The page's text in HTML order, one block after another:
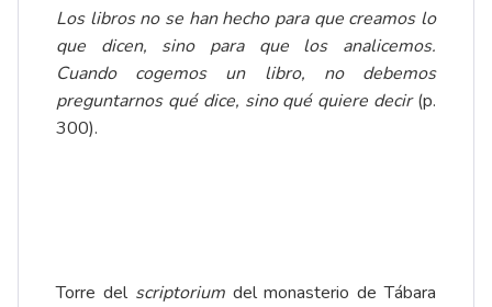
Los libros no se han hecho para que creamos lo
que dicen, sino para que los analicemos.
Cuando cogemos un libro, no debemos
preguntarnos qué dice, sino qué quiere decir(p.
300).
Torre del scriptorium del monasterio de Tábara